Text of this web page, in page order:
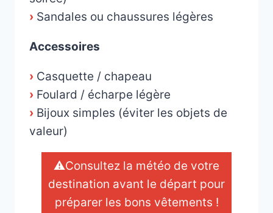
› Sandales ou chaussures légères
Accessoires
› Casquette / chapeau
› Foulard / écharpe légère
› Bijoux simples (éviter les objets de
valeur)
⚠️Consultez la météo de votre
destination avant le départ pour
préparer les bons vêtements !